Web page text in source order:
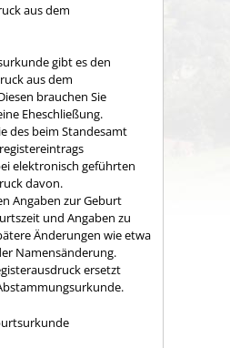
aus dem
gibt es den
aus dem
brauchen Sie
Eheschließung.
des beim Standesamt
elektronisch geführten
davon.
Angaben zur Geburt
und Angaben zu
Änderungen wie etwa
Namensänderung.
ersetzt